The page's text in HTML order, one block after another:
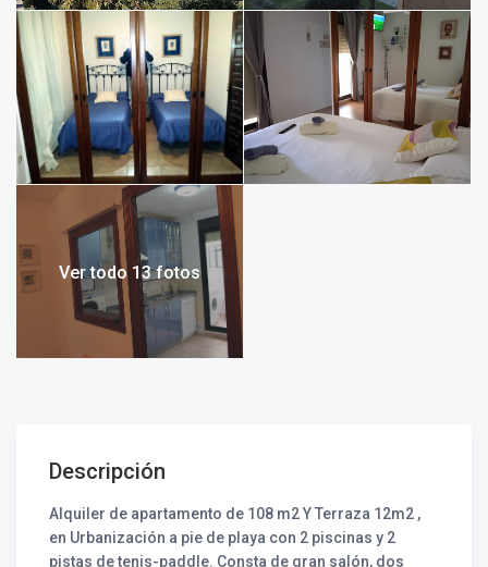
Ver todo 13 fotos
Descripción
Alquiler de apartamento de 108 m2 Y Terraza 12m2 ,
en Urbanización a pie de playa con 2 piscinas y 2
pistas de tenis-paddle. Consta de gran salón, dos